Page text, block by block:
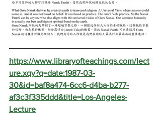
https://www.libraryofteachings.com/lect
ure.xqy?q=date:1987-03-
30&id=baf8a474-6cc6-d4ba-b277-
af3c3f335ddd&title=Los-Angeles-
Lecture